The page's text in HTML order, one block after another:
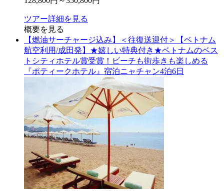
ツアー詳細を見る
概要を見る
【燃油サーチャージ込み】＜往復送迎付＞【ベトナム
航空利用/成田発】★嬉しい特典付き★ベトナムのベス
トシティホテル賞受賞！ビーチも街歩きも楽しめる
『ポティークホテル』宿泊ニャチャン4泊6日